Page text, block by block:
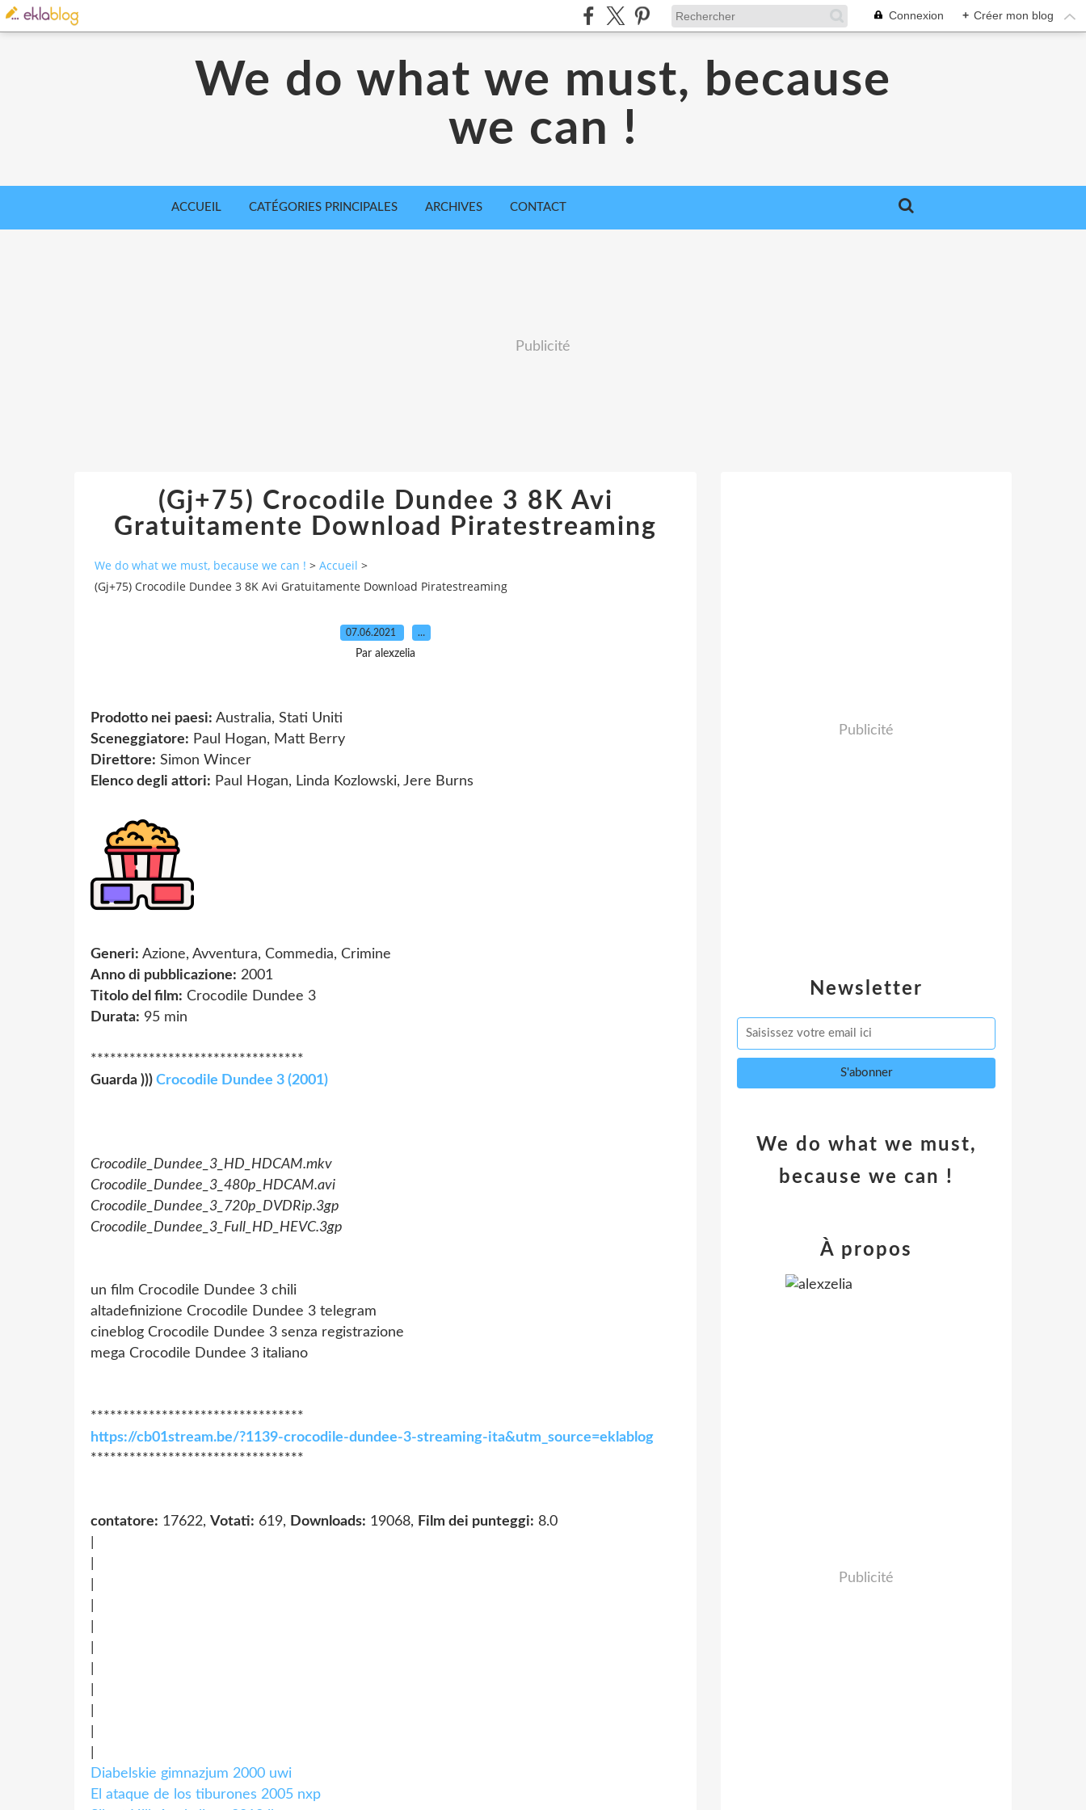
Connexion + Créer mon blog
We do what we must, because
we can !
ACCUEIL CATÉGORIES PRINCIPALES ARCHIVES CONTACT
Publicité
(Gj+75) Crocodile Dundee 3 8K Avi
Gratuitamente Download Piratestreaming
We do what we must, because we can ! > Accueil >
(Gj+75) Crocodile Dundee 3 8K Avi Gratuitamente Download Piratestreaming
07.06.2021 …
Par alexzelia
Prodotto nei paesi: Australia, Stati Uniti
Sceneggiatore: Paul Hogan, Matt Berry
Direttore: Simon Wincer
Elenco degli attori: Paul Hogan, Linda Kozlowski, Jere Burns
Generi: Azione, Avventura, Commedia, Crimine
Anno di pubblicazione: 2001
Titolo del film: Crocodile Dundee 3
Durata: 95 min
*********************************
Guarda ))) Crocodile Dundee 3 (2001)
Crocodile_Dundee_3_HD_HDCAM.mkv
Crocodile_Dundee_3_480p_HDCAM.avi
Crocodile_Dundee_3_720p_DVDRip.3gp
Crocodile_Dundee_3_Full_HD_HEVC.3gp
un film Crocodile Dundee 3 chili
altadefinizione Crocodile Dundee 3 telegram
cineblog Crocodile Dundee 3 senza registrazione
mega Crocodile Dundee 3 italiano
*********************************
https://cb01stream.be/?1139-crocodile-dundee-3-streaming-ita&utm_source=eklablog
*********************************
contatore: 17622, Votati: 619, Downloads: 19068, Film dei punteggi: 8.0
Diabelskie gimnazjum 2000 uwi
El ataque de los tiburones 2005 nxp
Newsletter
Publicité
We do what we must,
because we can !
À propos
Publicité